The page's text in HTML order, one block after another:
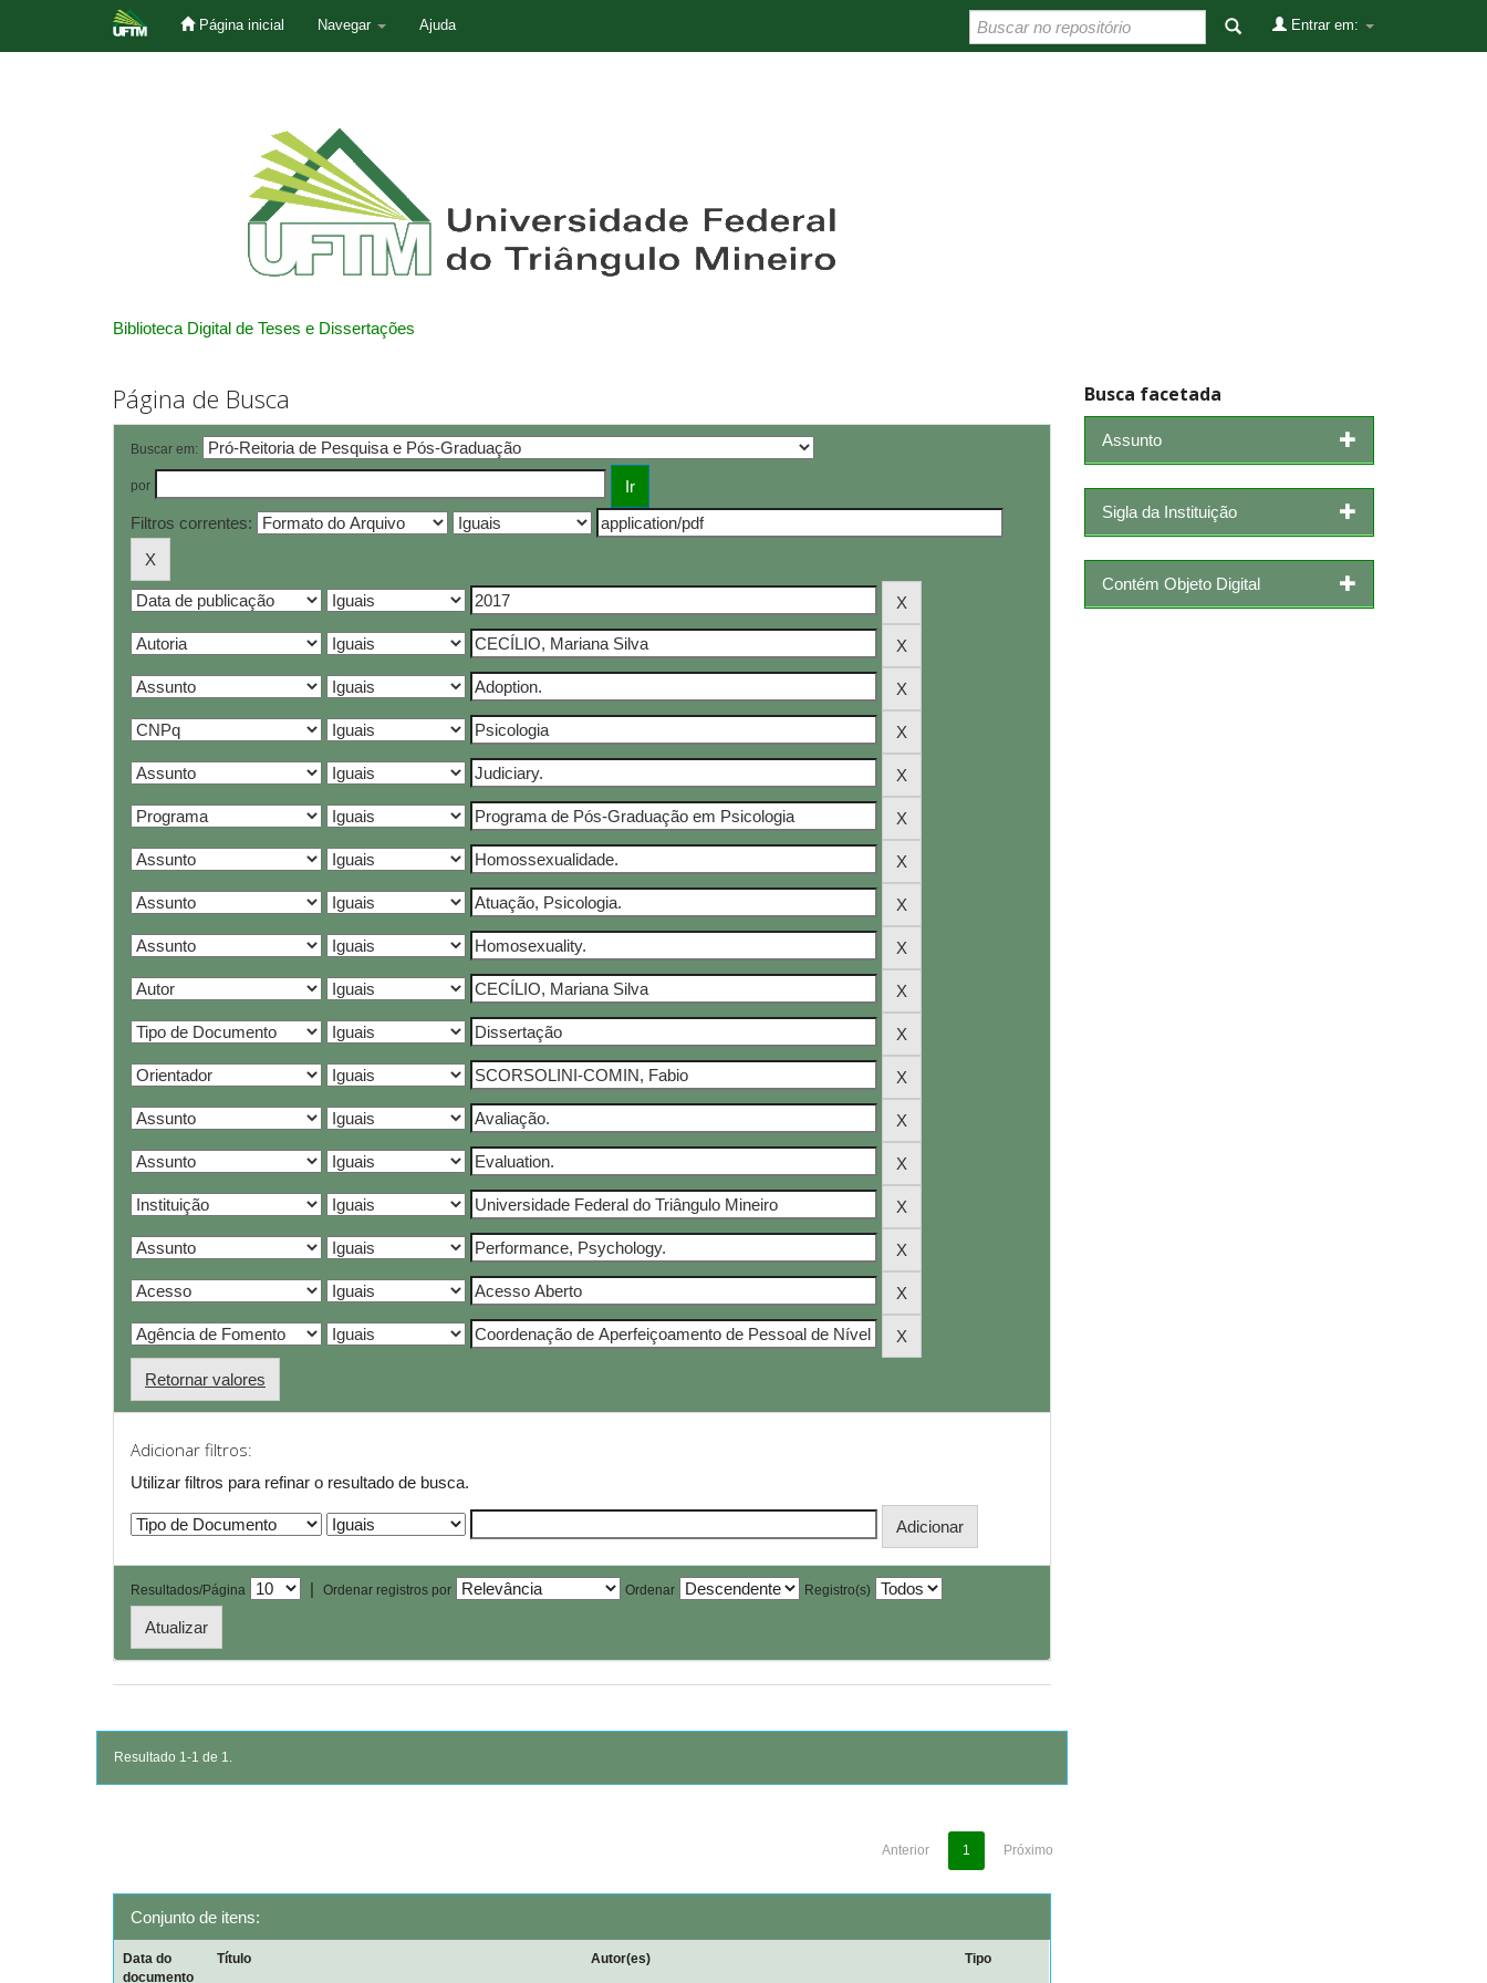
Página inicial Navegar Ajuda Entrar em:
Biblioteca Digital de Teses e Dissertações
Página de Busca
Buscar em:
por
Filtros correntes:
Retornar valores
Adicionar filtros:
Utilizar filtros para refinar o resultado de busca.
Resultados/Página | Ordenar registros por Ordenar Registro(s)
Resultado 1-1 de 1.
Anterior 1 Próximo
Conjunto de itens:
Data do
documento
Título Autor(es) Tipo
Busca facetada
Assunto
Sigla da Instituição
Contém Objeto Digital